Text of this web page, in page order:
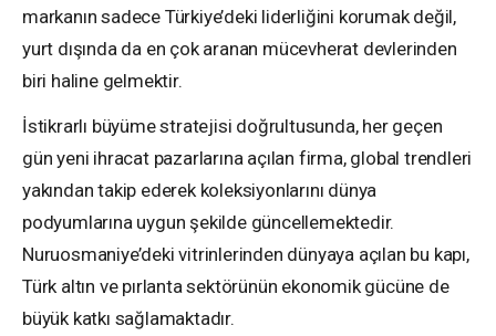
markanın sadece Türkiye’deki liderliğini korumak değil,
yurt dışında da en çok aranan mücevherat devlerinden
biri haline gelmektir.
İstikrarlı büyüme stratejisi doğrultusunda, her geçen
gün yeni ihracat pazarlarına açılan firma, global trendleri
yakından takip ederek koleksiyonlarını dünya
podyumlarına uygun şekilde güncellemektedir.
Nuruosmaniye’deki vitrinlerinden dünyaya açılan bu kapı,
Türk altın ve pırlanta sektörünün ekonomik gücüne de
büyük katkı sağlamaktadır.